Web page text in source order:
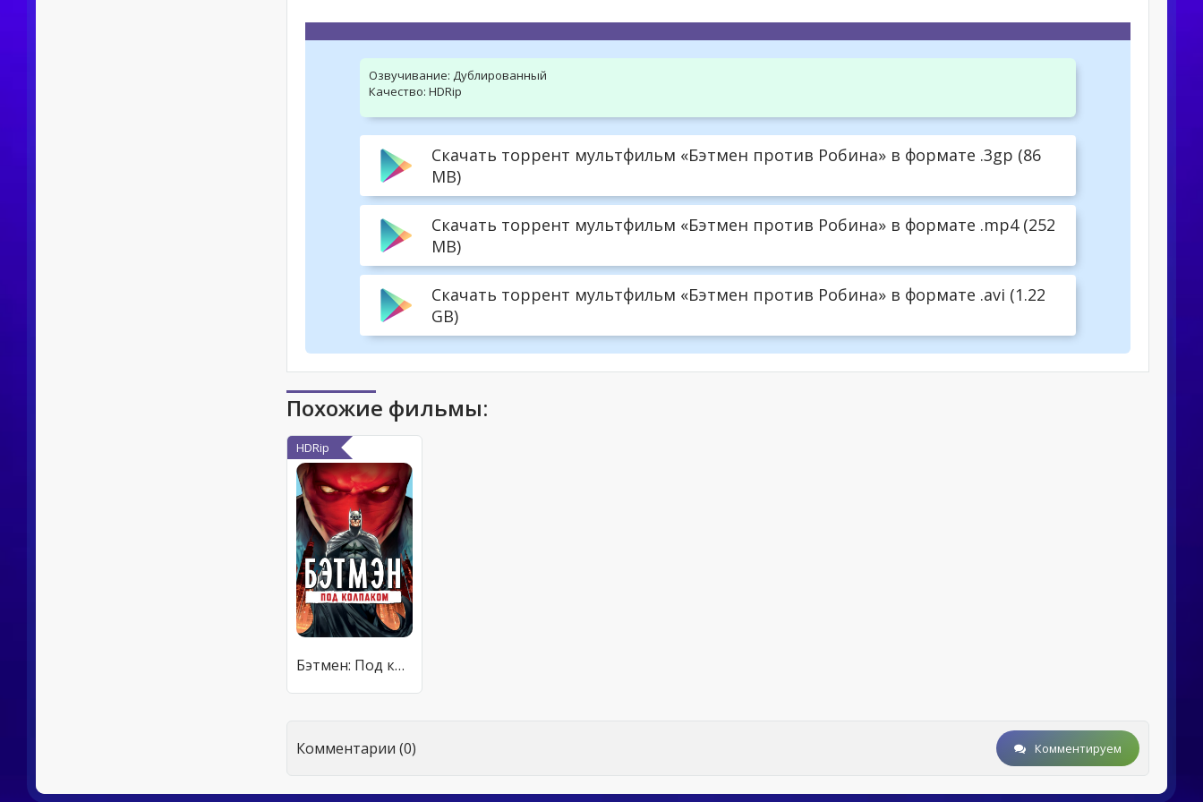
Озвучивание: Дублированный
Качество: HDRip
Скачать торрент мультфильм «Бэтмен против Робина» в формате .3gp (86
MB)
Скачать торрент мультфильм «Бэтмен против Робина» в формате .mp4 (252
MB)
Скачать торрент мультфильм «Бэтмен против Робина» в формате .avi (1.22
GB)
Похожие фильмы:
HDRip
Бэтмен: Под колпаком
Комментарии (0) Комментируем